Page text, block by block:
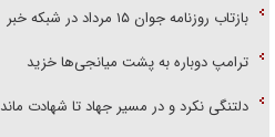
بازتاب روزنامه جوان ۱۵ مرداد در شبکه خبر
ترامپ دوباره به پشت میانجی‌ها خزید
دلتنگی نکرد و در مسیر جهاد تا شهادت ماند